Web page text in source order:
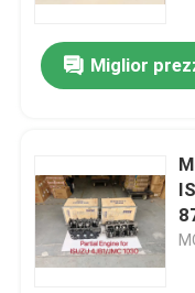
Miglior